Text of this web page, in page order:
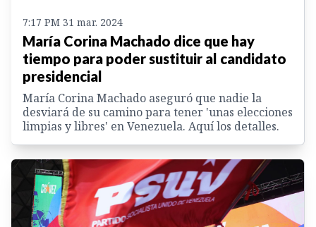
7:17 PM 31 mar. 2024
María Corina Machado dice que hay
tiempo para poder sustituir al candidato
presidencial
María Corina Machado aseguró que nadie la
desviará de su camino para tener 'unas elecciones
limpias y libres' en Venezuela. Aquí los detalles.